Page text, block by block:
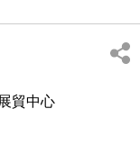
貿中心